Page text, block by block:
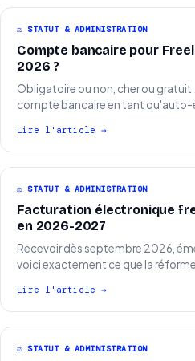
⚖️ STATUT & ADMINISTRATION
Compte bancaire pour
2026 ?
Obligatoire ou non, cher ou
compte bancaire en tant qu'auto-
Lire l'article →
⚖️ STATUT & ADMINISTRATION
Facturation électronique
en 2026-2027
Recevoir dès septembre 2026,
voici exactement ce que la
Lire l'article →
⚖️ STATUT & ADMINISTRATION